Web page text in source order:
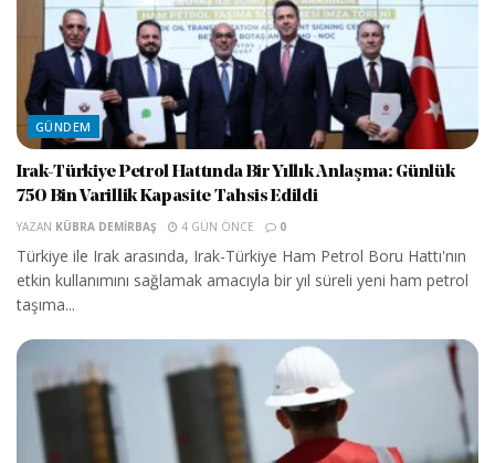
GÜNDEM
Irak-Türkiye Petrol Hattında Bir Yıllık Anlaşma: Günlük
750 Bin Varillik Kapasite Tahsis Edildi
YAZAN KÜBRA DEMIRBAŞ 4 GÜN ÖNCE 0
Türkiye ile Irak arasında, Irak-Türkiye Ham Petrol Boru Hattı'nın
etkin kullanımını sağlamak amacıyla bir yıl süreli yeni ham petrol
taşıma...